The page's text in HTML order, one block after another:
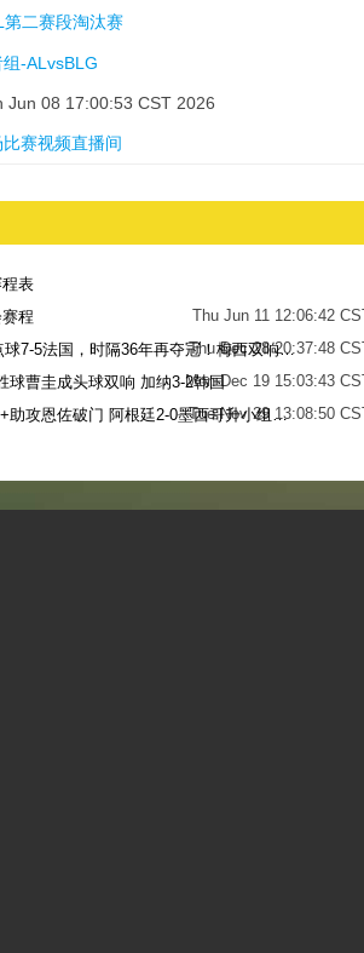
第二赛段淘汰赛
组-ALvsBLG
Jun 08 17:00:53 CST 2026
赛视频直播间
表
Thu Jun 11 12:06:42
程
Thu Dec 28 20:37:48
世界杯-阿根廷点球7-5法国，时隔36年再夺冠！梅西双响姆巴佩戴帽
Mon Dec 19 15:03:43
球曹圭成头球双响 加纳3-2韩国
Tue Nov 29 13:08:50
梅西无解贴地斩+助攻恩佐破门 阿根廷2-0墨西哥升小组第二